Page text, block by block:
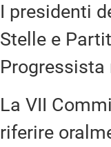
I presidenti
Stelle e
La VII
riferire